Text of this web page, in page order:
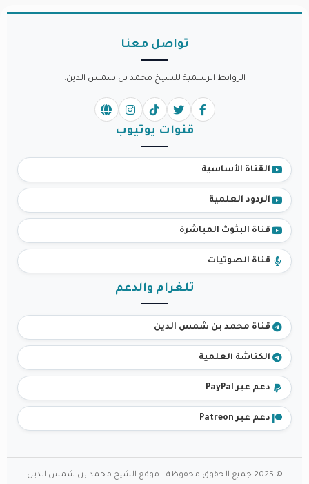
تواصل معنا
الروابط الرسمية للشيخ محمد بن شمس الدين.
قنوات يوتيوب
القناة الأساسية
الردود العلمية
قناة البثوث المباشرة
قناة الصوتيات
تلغرام والدعم
قناة محمد بن شمس الدين
الكناشة العلمية
دعم عبر PayPal
دعم عبر Patreon
© 2025 جميع الحقوق محفوظة - موقع الشيخ محمد بن شمس الدين